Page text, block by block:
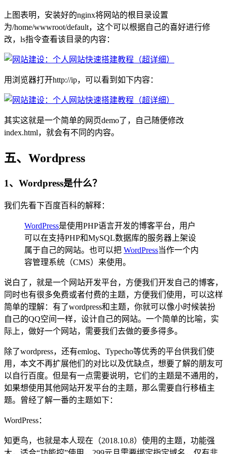
上图表明，安装好的nginx将网站的根目录设置
为/home/wwwroot/default，这个可以根据自己的喜好进行修
改，ls指令查看该目录的内容：
用浏览器打开http://ip，可以看到如下内容：
其实这就是一个简单的网页demo了，自己随便修改
index.html，就会有不同的内容。
五、Wordpress
1、Wordpress是什么？
我们先看下百度百科的解释：
WordPress是使用PHP语言开发的博客平台，用户
可以在支持PHP和MySQL数据库的服务器上架设
属于自己的网站。也可以把 WordPress当作一个内
容管理系统（CMS）来使用。
说白了，就是一个网站开发平台，方便我们开发自己的博客，
同时也有很多免费或者付费的主题，方便我们使用，可以这样
简单的理解：有了wordpress和主题，你就可以像小时候装扮
自己的QQ空间一样，设计自己的网站。一个简单的比喻，实
际上，做好一个网站，需要我们去做的要多得多。
除了wordpress，还有emlog、Typecho等优秀的平台供我们使
用，本文不再扩展他们的对比以及优缺点，想要了解的朋友可
以自行百度。但是有一点需要说明，它们的主题是不通用的，
如果想使用其他网站开发平台的主题，那么需要自行移植主
题。曾经了解一番的主题如下：
WordPress：
知更鸟，也就是本人现在（2018.10.8）使用的主题，功能强